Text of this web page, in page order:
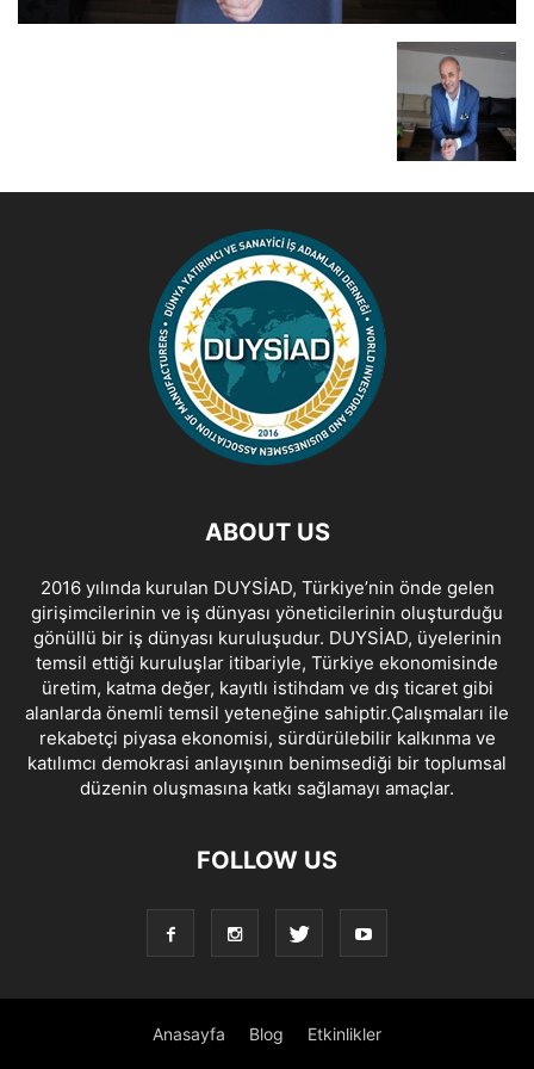
ABOUT US
2016 yılında kurulan DUYSİAD, Türkiye’nin önde gelen
girişimcilerinin ve iş dünyası yöneticilerinin oluşturduğu
gönüllü bir iş dünyası kuruluşudur. DUYSİAD, üyelerinin
temsil ettiği kuruluşlar itibariyle, Türkiye ekonomisinde
üretim, katma değer, kayıtlı istihdam ve dış ticaret gibi
alanlarda önemli temsil yeteneğine sahiptir.Çalışmaları ile
rekabetçi piyasa ekonomisi, sürdürülebilir kalkınma ve
katılımcı demokrasi anlayışının benimsediği bir toplumsal
düzenin oluşmasına katkı sağlamayı amaçlar.
FOLLOW US
Anasayfa Blog Etkinlikler